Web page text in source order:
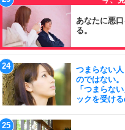
あなたに悪
る。
つまらない
のではない。
「つまらな
ックを受ける